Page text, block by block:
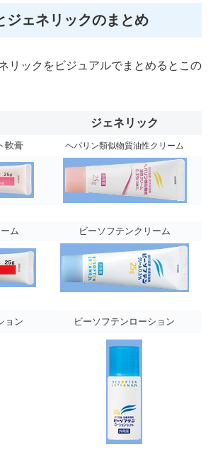
ジェネリックのまとめ
リックをビジュアルでまとめるとこの
ジェネリック
軟膏 ヘパリン類似物質油性クリーム
ム ビーソフテンクリーム
ョン ビーソフテンローション